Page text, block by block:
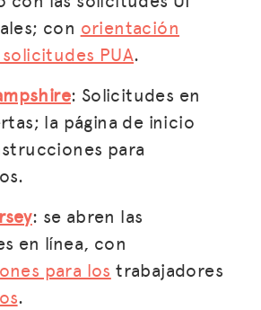
con orientación
PUA.
: Solicitudes en
la página de inicio
para
: se abren las
en línea, con
para los trabajadores
.